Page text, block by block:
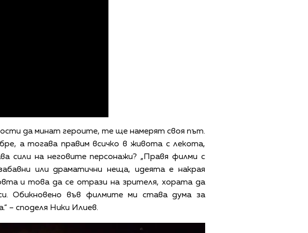
да минат героите, те ще намерят своя път.
а тогава правим всичко в живота с лекота,
сили на неговите персонажи? „Правя филми с
или драматични неща, идеята е накрая
и това да се отрази на зрителя, хората да
Обикновено във филмите ми става дума за
– споделя Ники Илиев.